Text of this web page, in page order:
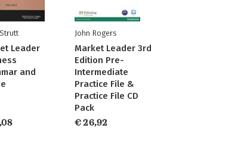
Leader
and
John Rogers
Market Leader 3rd
Edition Pre-
Intermediate
Practice File &
Practice File CD
Pack
€ 26,92